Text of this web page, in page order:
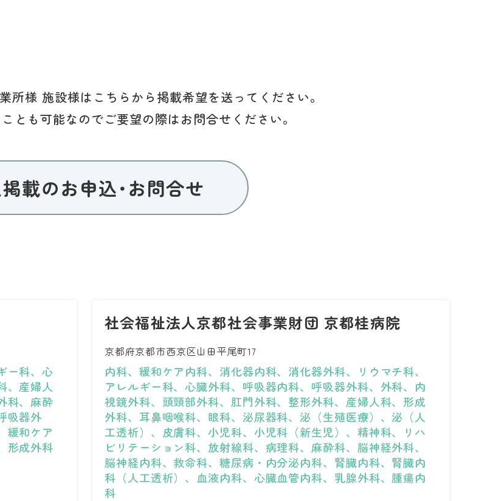
所様 施設様はこちらから掲載希望を送ってください。
とも可能なのでご要望の際はお問合せください。
載のお申込･お問合せ
ー科、心
、産婦人
科、麻酔
吸器外
緩和ケア
形成外科
社会福祉法人京都社会事業財団 京都桂病院
京都府京都市西京区山田平尾町17
内科、緩和ケア内科、消化器内科、消化器外科、リウマチ科、
アレルギー科、心臓外科、呼吸器内科、呼吸器外科、外科、内
視鏡外科、頭頸部外科、肛門外科、整形外科、産婦人科、形成
外科、耳鼻咽喉科、眼科、泌尿器科、泌（生殖医療）、泌（人
工透析）、皮膚科、小児科、小児科（新生児）、精神科、リハ
ビリテーション科、放射線科、病理科、麻酔科、脳神経外科、
脳神経内科、救命科、糖尿病・内分泌内科、腎臓内科、腎臓内
科（人工透析）、血液内科、心臓血管内科、乳腺外科、腫瘍内
科